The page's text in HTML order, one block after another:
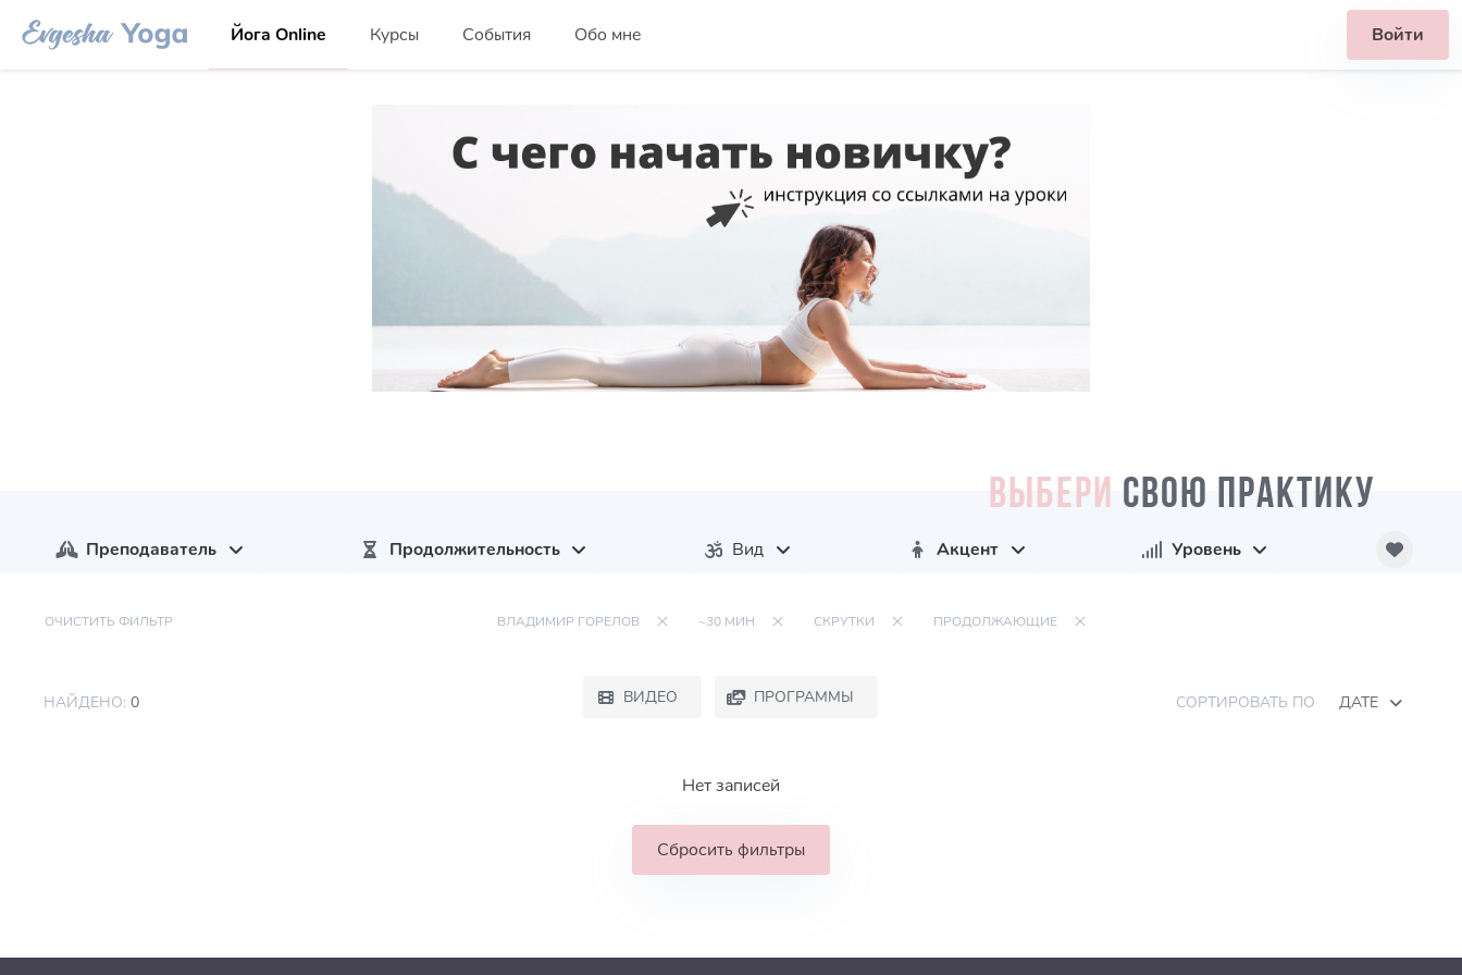
Йога Online Курсы События Обо мне Войти
ВЫБЕРИ СВОЮ ПРАКТИКУ
Преподаватель Продолжительность Вид Акцент Уровень
ОЧИСТИТЬ ФИЛЬТР ВЛАДИМИР ГОРЕЛОВ ~30 МИН СКРУТКИ ПРОДОЛЖАЮЩИЕ
НАЙДЕНО: 0 ВИДЕО ПРОГРАММЫ СОРТИРОВАТЬ ПО ДАТЕ
Нет записей
Сбросить фильтры